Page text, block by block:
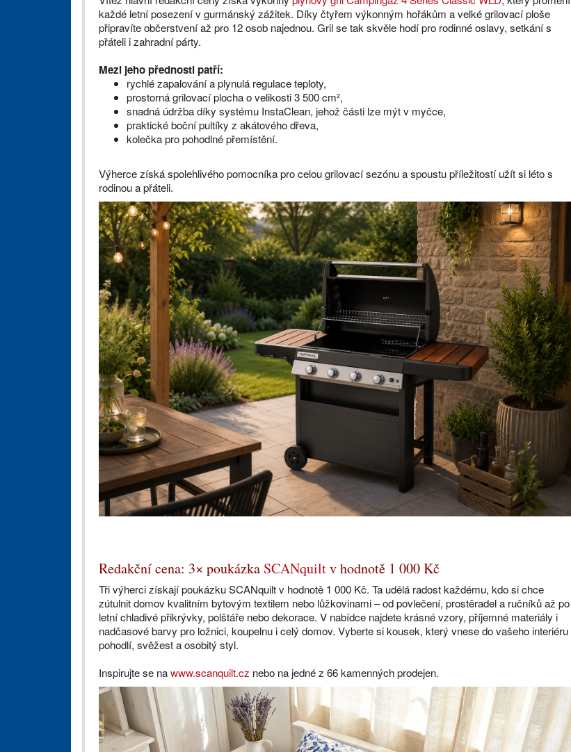
každé letní posezení v gurmánský zážitek. Díky čtyřem výkonným hořákům a velké grilovací ploše
připravíte občerstvení až pro 12 osob najednou. Gril se tak skvěle hodí pro rodinné oslavy, setkání s
přáteli i zahradní párty.
Mezi jeho přednosti patří:
rychlé zapalování a plynulá regulace teploty,
prostorná grilovací plocha o velikosti 3 500 cm²,
snadná údržba díky systému InstaClean, jehož části lze mýt v myčce,
praktické boční pultíky z akátového dřeva,
kolečka pro pohodlné přemístění.
Výherce získá spolehlivého pomocníka pro celou grilovací sezónu a spoustu příležitostí užít si léto s
rodinou a přáteli.
Redakční cena: 3× poukázka SCANquiltv hodnotě 1 000 Kč
Tři výherci získají poukázku SCANquilt v hodnotě 1 000 Kč. Ta udělá radost každému, kdo si chce
zútulnit domov kvalitním bytovým textilem nebo lůžkovinami – od povlečení, prostěradel a ručníků až po
letní chladivé přikrývky, polštáře nebo dekorace. V nabídce najdete krásné vzory, příjemné materiály i
nadčasové barvy pro ložnici, koupelnu i celý domov. Vyberte si kousek, který vnese do vašeho interiéru
pohodlí, svěžest a osobitý styl.
Inspirujte se nawww.scanquilt.cz nebo na jedné z 66 kamenných prodejen.